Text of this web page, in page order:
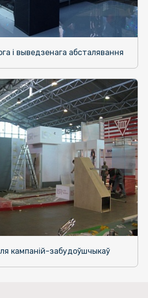
і выведзенага абсталявання
кампаній-забудоўшчыкаў